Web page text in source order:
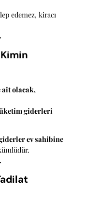
edemez, kiracı
olacak,
giderleri
ev sahibine